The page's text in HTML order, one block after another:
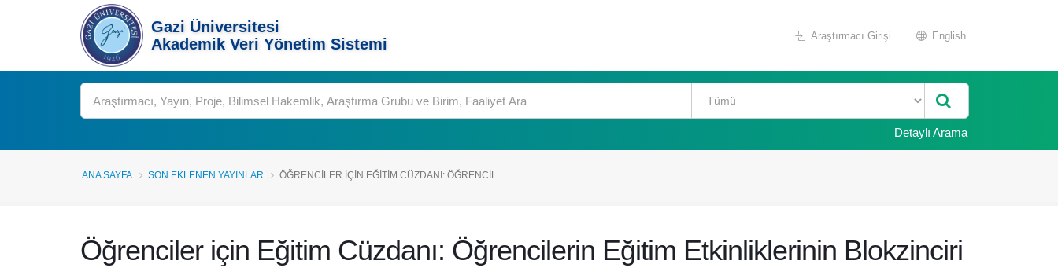
Gazi Üniversitesi
Akademik Veri Yönetim Sistemi
Araştırmacı Girişi English
Ara
Detaylı Arama
ANA SAYFA SON EKLENEN YAYINLAR ÖĞRENCILER IÇIN EĞITIM CÜZDANI: ÖĞRENCIL...
Öğrenciler için Eğitim Cüzdanı: Öğrencilerin Eğitim Etkinliklerinin Blokzinciri